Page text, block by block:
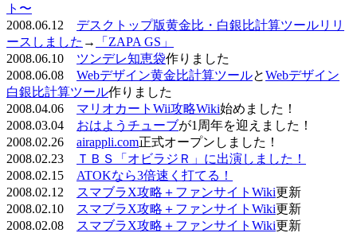
ト〜
2008.06.12 デスクトップ版黄金比・白銀比計算ツールリリ
ースしました →
「ZAPA GS」
2008.06.10 ツンデレ知恵袋作りました
2008.06.08 Webデザイン黄金比計算ツールとWebデザイン
白銀比計算ツール作りました
2008.04.06 マリオカートWii攻略Wiki始めました！
2008.03.04 おはようチューブが1周年を迎えました！
2008.02.26 airappli.com正式オープンしました！
2008.02.23
ＴＢＳ「オビラジＲ」に出演しました！
2008.02.15 ATOKなら3倍速く打てる！
2008.02.12
スマブラX攻略＋ファンサイトWiki更新
2008.02.10
スマブラX攻略＋ファンサイトWiki更新
2008.02.08
スマブラX攻略＋ファンサイトWiki更新